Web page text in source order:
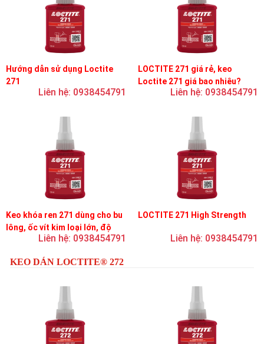
Hướng dẫn sử dụng Loctite
271
Liên hệ: 0938454791
LOCTITE 271 giá rẻ, keo
Loctite 271 giá bao nhiêu?
Liên hệ: 0938454791
Keo khóa ren 271 dùng cho bu
lông, ốc vít kim loại lớn, độ
nhớt thấp, độ bền cao
Liên hệ: 0938454791
LOCTITE 271 High Strength
Liên hệ: 0938454791
KEO DÁN LOCTITE® 272